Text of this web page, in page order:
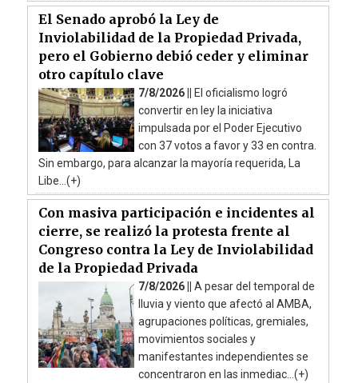
El Senado aprobó la Ley de
Inviolabilidad de la Propiedad Privada,
pero el Gobierno debió ceder y eliminar
otro capítulo clave
7/8/2026 ||
El oficialismo logró
convertir en ley la iniciativa
impulsada por el Poder Ejecutivo
con 37 votos a favor y 33 en contra.
Sin embargo, para alcanzar la mayoría requerida, La
Libe...(+)
Con masiva participación e incidentes al
cierre, se realizó la protesta frente al
Congreso contra la Ley de Inviolabilidad
de la Propiedad Privada
7/8/2026 || A pesar del temporal de
lluvia y viento que afectó al AMBA,
agrupaciones políticas, gremiales,
movimientos sociales y
manifestantes independientes se
concentraron en las inmediac...(+)